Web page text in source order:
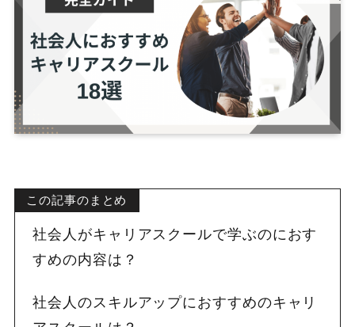
この記事のまとめ
社会人がキャリアスクールで学ぶのにおす
すめの内容は？
社会人のスキルアップにおすすめのキャリ